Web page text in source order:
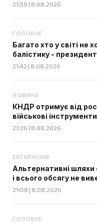
21:59 | 8.08.2026
ГОЛОВНЕ
Багато хто у світі не
балістику - президент
21:42 | 8.08.2026
НОВИНИ
КНДР отримує від
військові
21:26 | 8.08.2026
ЕКСКЛЮЗИВ
Альтернативні шляхи
і всього обсягу не
21:08 | 8.08.2026
ГОЛОВНЕ